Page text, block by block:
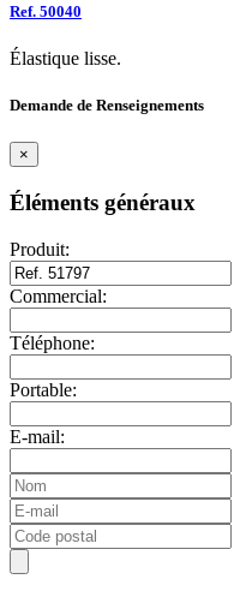
Ref. 50040
Élastique lisse.
Demande de Renseignements
×
Éléments généraux
Produit:
Commercial:
Téléphone:
Portable:
E-mail: